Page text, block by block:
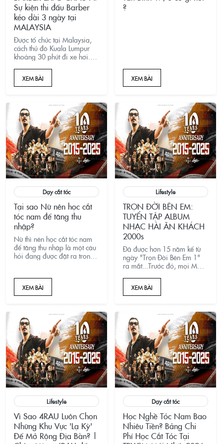
thời trang, m&agrave;
Sự kiện thi đấu Barber
kéo dài 3 ngày tại
MALAYSIA
Được tổ chức tại Malaysia,
cách thủ đô Kuala Lumpur
khoảng 30 phút đi xe hơi.
một trong những sự kiện lớn
nhất và quan trọng của năm
XEM BÀI
?
XEM BÀI
Dạy cắt tóc
Tại sao Nữ nên học cắt
tóc nam để tăng thu
nhập?
Nữ thì nên học cắt tóc nam
để tăng thu nhập là một câu
hỏi đang được đặt ra trong
hơn bao giờ hết, bao gồm
cơ hội làm việc với tỉ lệ cần
thợ nữ đang c
XEM BÀI
Lifestyle
TRỌN ĐỜI BÊN EM:
TUYỂN TẬP ALBUM
NHẠC HÀI ĂN KHÁCH
2000s
Đã được hơn 15 năm kể từ
ngày "Trọn Đời Bên Em 1"
ra mắt...Trước đó, mọi MV
dạng karaoke đơn điệu,
không có nội dung. Còn
XEM BÀI
Lifestyle
Vì Sao 4RAU Luôn Chọn
Những Khu Vực 'Lạ Kỳ'
Để Mở Rộng Địa Bàn? |
Dạy cắt tóc
Học Nghề Tóc Nam Bao
Nhiêu Tiền? Bảng Chi
Phí Học Cắt Tóc Tại